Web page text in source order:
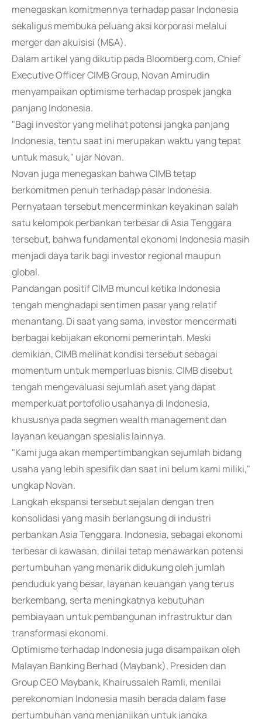
menegaskan komitmennya terhadap pasar Indonesia
sekaligus membuka peluang aksi korporasi melalui
merger dan akuisisi (M&A).
Dalam artikel yang dikutip pada Bloomberg.com, Chief
Executive Officer CIMB Group, Novan Amirudin
menyampaikan optimisme terhadap prospek jangka
panjang Indonesia.
"Bagi investor yang melihat potensi jangka panjang
Indonesia, tentu saat ini merupakan waktu yang tepat
untuk masuk," ujar Novan.
Novan juga menegaskan bahwa CIMB tetap
berkomitmen penuh terhadap pasar Indonesia.
Pernyataan tersebut mencerminkan keyakinan salah
satu kelompok perbankan terbesar di Asia Tenggara
tersebut, bahwa fundamental ekonomi Indonesia masih
menjadi daya tarik bagi investor regional maupun
global.
Pandangan positif CIMB muncul ketika Indonesia
tengah menghadapi sentimen pasar yang relatif
menantang. Di saat yang sama, investor mencermati
berbagai kebijakan ekonomi pemerintah. Meski
demikian, CIMB melihat kondisi tersebut sebagai
momentum untuk memperluas bisnis. CIMB disebut
tengah mengevaluasi sejumlah aset yang dapat
memperkuat portofolio usahanya di Indonesia,
khususnya pada segmen wealth management dan
layanan keuangan spesialis lainnya.
"Kami juga akan mempertimbangkan sejumlah bidang
usaha yang lebih spesifik dan saat ini belum kami miliki,"
ungkap Novan.
Langkah ekspansi tersebut sejalan dengan tren
konsolidasi yang masih berlangsung di industri
perbankan Asia Tenggara. Indonesia, sebagai ekonomi
terbesar di kawasan, dinilai tetap menawarkan potensi
pertumbuhan yang menarik didukung oleh jumlah
penduduk yang besar, layanan keuangan yang terus
berkembang, serta meningkatnya kebutuhan
pembiayaan untuk pembangunan infrastruktur dan
transformasi ekonomi.
Optimisme terhadap Indonesia juga disampaikan oleh
Malayan Banking Berhad (Maybank). Presiden dan
Group CEO Maybank, Khairussaleh Ramli, menilai
perekonomian Indonesia masih berada dalam fase
pertumbuhan yang menjanjikan untuk jangka